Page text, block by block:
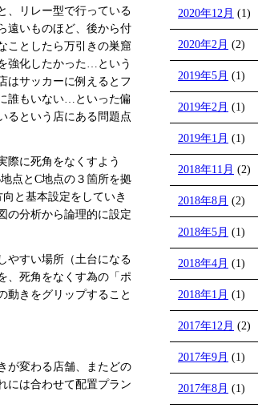
、リレー型で行っている
遠いものほど、後から付
ことしたら万引きの巣窟
強化したかった…という
はサッカーに例えるとフ
誰もいない…といった偏
るという店にある問題点
際に死角をなくすよう
点とC地点の３箇所を拠
と基本設定をしていき
の分析から論理的に設定
やすい場所（土台になる
、死角をなくす為の「ポ
動きをグリップすること
が変わる店舗、またどの
には合わせて配置プラン
2020年12月 (1)
2020年2月 (2)
2019年5月 (1)
2019年2月 (1)
2019年1月 (1)
2018年11月 (2)
2018年8月 (2)
2018年5月 (1)
2018年4月 (1)
2018年1月 (1)
2017年12月 (2)
2017年9月 (1)
2017年8月 (1)